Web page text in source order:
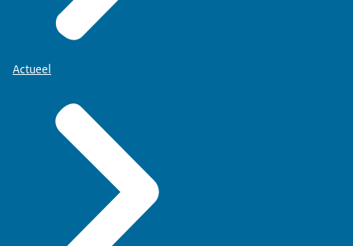
Actueel